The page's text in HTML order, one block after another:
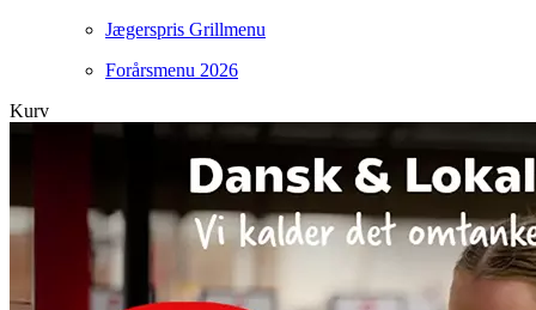
Jægerspris Grillmenu
Forårsmenu 2026
Kurv